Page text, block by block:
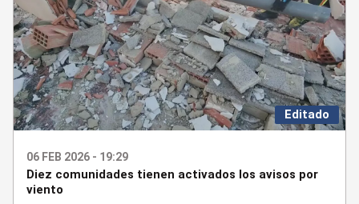
Editado
06 FEB 2026 - 19:29
Diez comunidades tienen activados los avisos por
viento